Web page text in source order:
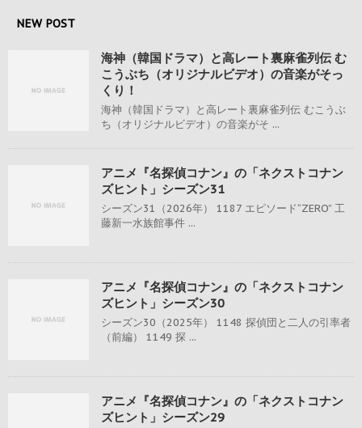
NEW POST
海神（韓国ドラマ）と高レート裏麻雀列伝 む
こうぶち（オリジナルビデオ）の音楽がそっ
くり！
海神（韓国ドラマ）と高レート裏麻雀列伝 むこうぶ
ち（オリジナルビデオ）の音楽がそ ...
アニメ『名探偵コナン』の「ネクストコナン
ズヒント」シーズン31
シーズン31（2026年） 1187 エピソード“ZERO” 工
藤新一水族館事件 ...
アニメ『名探偵コナン』の「ネクストコナン
ズヒント」シーズン30
シーズン30（2025年） 1148 探偵団と二人の引率者
（前編） 1149 探 ...
アニメ『名探偵コナン』の「ネクストコナン
ズヒント」シーズン29